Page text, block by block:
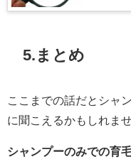
5.まとめ
ここまでの話だとシャ
に聞こえるかもしれま
シャンプーのみでの育